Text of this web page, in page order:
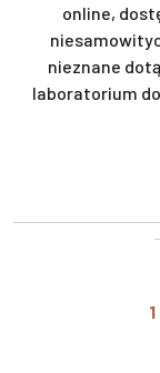
online,
nieznane
laboratorium
1